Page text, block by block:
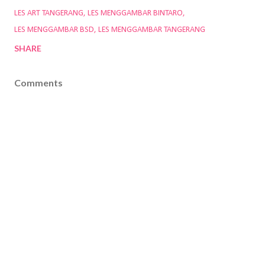
LES ART TANGERANG
LES MENGGAMBAR BINTARO
LES MENGGAMBAR BSD
LES MENGGAMBAR TANGERANG
SHARE
Comments